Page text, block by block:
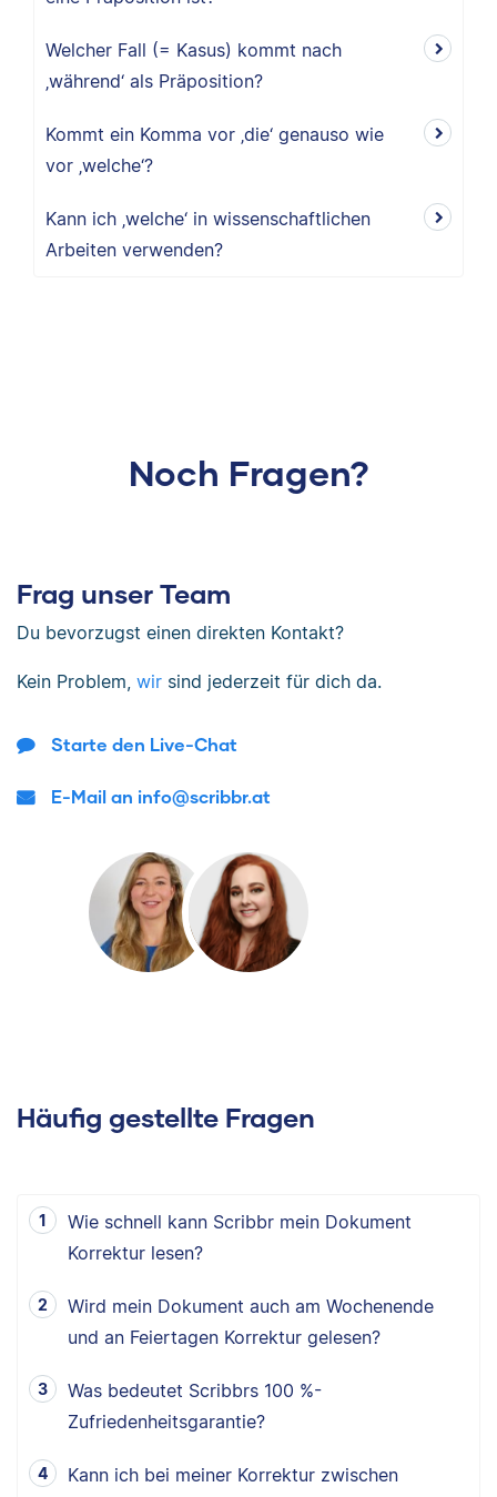
Welcher Fall (= Kasus) kommt nach
‚während‘ als Präposition?
Kommt ein Komma vor ‚die‘ genauso wie
vor ‚welche‘?
Kann ich ‚welche‘ in wissenschaftlichen
Arbeiten verwenden?
Noch Fragen?
Frag unser Team
Du bevorzugst einen direkten Kontakt?
Kein Problem, wir sind jederzeit für dich da.
Starte den Live-Chat
E-Mail an info@scribbr.at
Häufig gestellte Fragen
Wie schnell kann Scribbr mein Dokument
Korrektur lesen?
Wird mein Dokument auch am Wochenende
und an Feiertagen Korrektur gelesen?
Was bedeutet Scribbrs 100 %-
Zufriedenheitsgarantie?
Kann ich bei meiner Korrektur zwischen